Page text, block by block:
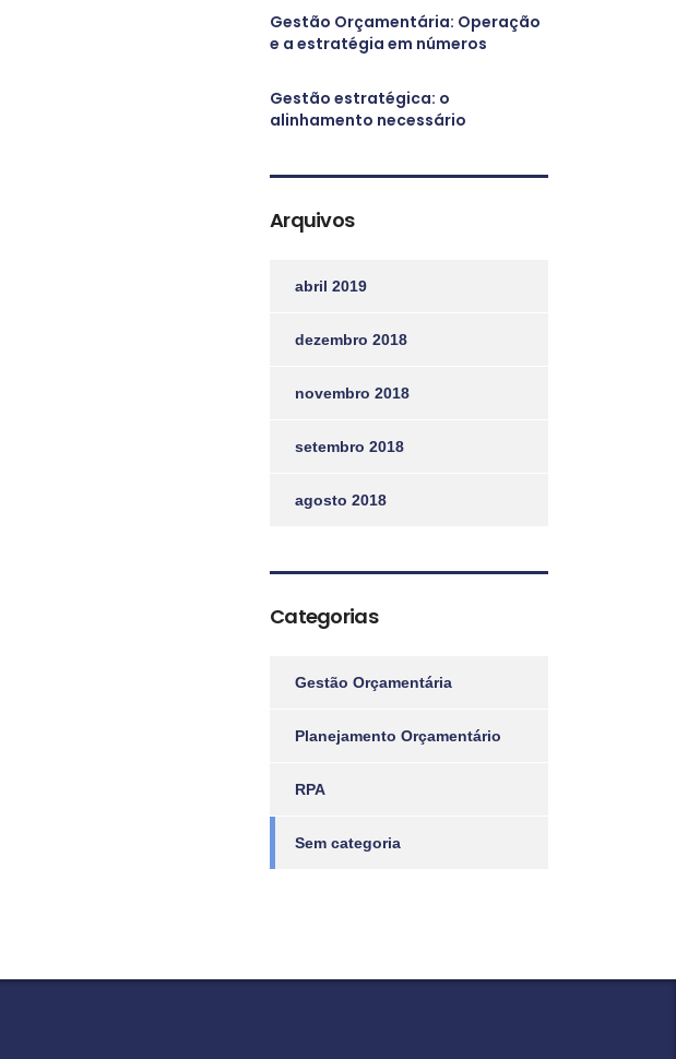
Gestão Orçamentária: Operação
e a estratégia em números
Gestão estratégica: o
alinhamento necessário
Arquivos
abril 2019
dezembro 2018
novembro 2018
setembro 2018
agosto 2018
Categorias
Gestão Orçamentária
Planejamento Orçamentário
RPA
Sem categoria